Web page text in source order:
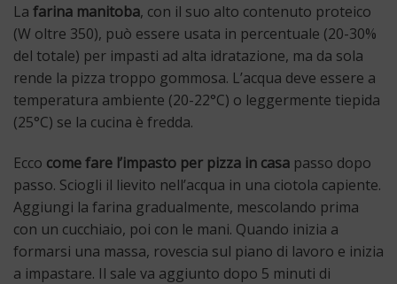
La farina manitoba, con il suo alto contenuto proteico
(W oltre 350), può essere usata in percentuale (20-30%
del totale) per impasti ad alta idratazione, ma da sola
rende la pizza troppo gommosa. L’acqua deve essere a
temperatura ambiente (20-22°C) o leggermente tiepida
(25°C) se la cucina è fredda.
Ecco come fare l’impasto per pizza in casa passo dopo
passo. Sciogli il lievito nell’acqua in una ciotola capiente.
Aggiungi la farina gradualmente, mescolando prima
con un cucchiaio, poi con le mani. Quando inizia a
formarsi una massa, rovescia sul piano di lavoro e inizia
a impastare. Il sale va aggiunto dopo 5 minuti di